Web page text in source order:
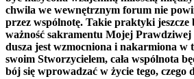
chwila we wewnętrznym forum nie
przez wspólnotę. Takie praktyki jeszcze
ważność sakramentu Mojej Prawdziwej
dusza jest wzmocniona i nakarmiona
swoim Stworzycielem, cała wspólnota
bój się wprowadzać w życie tego, czego